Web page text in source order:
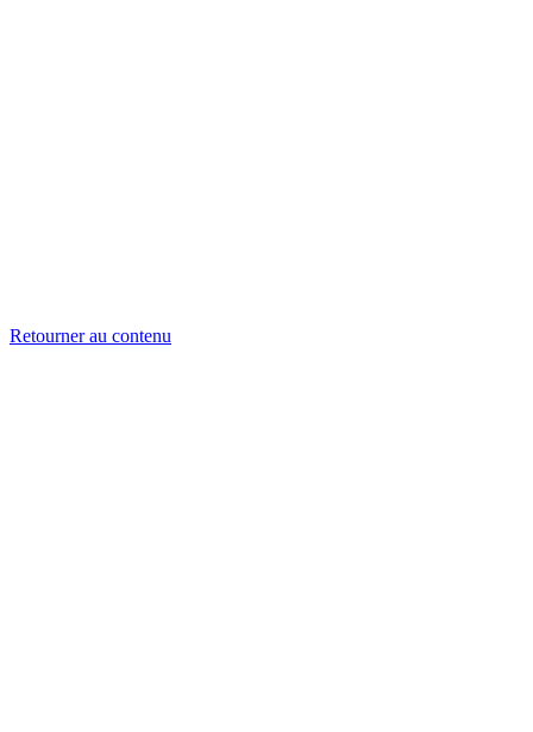
Retourner au contenu